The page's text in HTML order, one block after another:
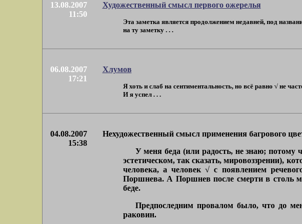
13.08.2007
11:50
Художественный смысл первого ожерелья
Эта заметка является продолжением недавней, под
на ту заметку . . .
06.08.2007
17:21
Хлумов
Я хоть и слаб на сентиментальность, но всё равно √ не
И я успел . . .
04.08.2007
15:38
Нехудожественный смысл применения багрового
У меня беда (или радость, не знаю; потому
эстетическом, так сказать, мировоззрении),
человека, а человек √ с появлением
Поршнева. А Поршнев после смерти в столь
беде.
Предпоследним провалом было, что до
раковин.